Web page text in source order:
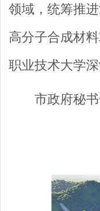
领域，统筹推
高分子合成材
职业技术大学
市政府秘